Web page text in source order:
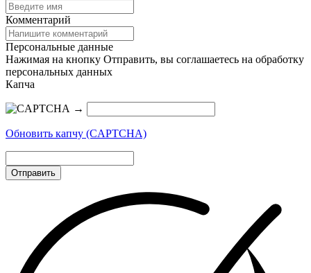
Комментарий
Персональные данные
Нажимая на кнопку Отправить, вы соглашаетесь на обработку
персональных данных
Капча
→
Обновить капчу (CAPTCHA)
Отправить